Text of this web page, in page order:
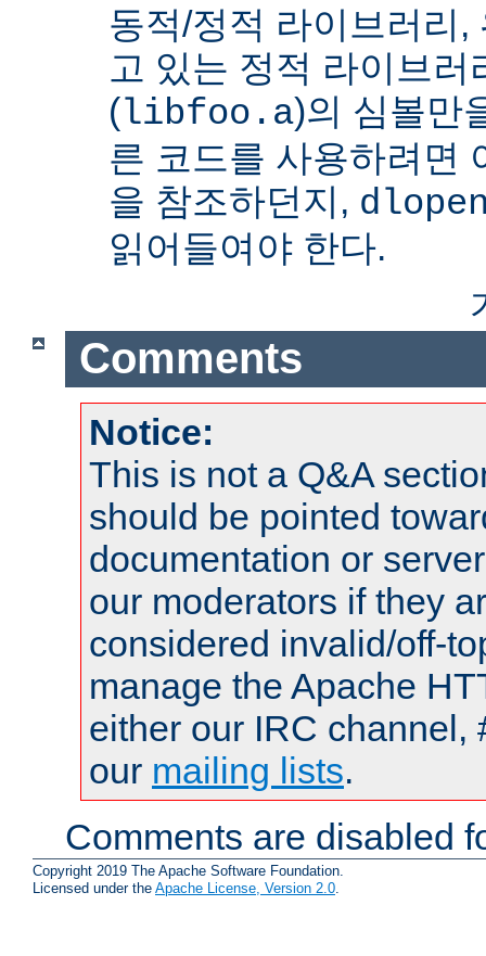
동적/정적 라이브러리,
고 있는 정적 라이브러
(libfoo.a)의 심볼만
른 코드를 사용하려면
을 참조하던지,
읽어들여야 한다.
Comments
Notice:
This is not a Q&A
should be pointed
documentation or
our moderators if they
considered invalid/off-
manage the Apache
either our IRC channel,
our mailing lists.
Comments are disabled
Copyright 2019 The Apache Software Foundation.
Licensed under the Apache License, Version 2.0